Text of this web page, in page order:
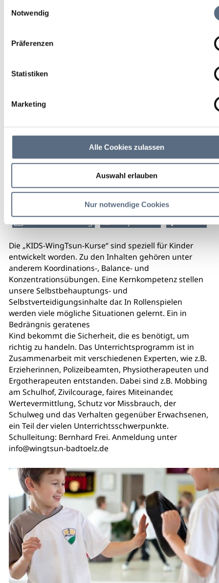
Notwendig
Präferenzen
Statistiken
Marketing
Alle Cookies zulassen
Auswahl erlauben
Nur notwendige Cookies
Bad Tölz
WingTsun-Schule
weitere Veranstaltungsinfos
Kalendereintrag Empfehlen Teilen
Die „KIDS-WingTsun-Kurse“ sind speziell für Kinder
entwickelt worden. Zu den Inhalten gehören unter
anderem Koordinations-, Balance- und
Konzentrationsübungen. Eine Kernkompetenz stellen
unsere Selbstbehauptungs- und
Selbstverteidigungsinhalte dar. In Rollenspielen
werden viele mögliche Situationen gelernt. Ein in
Bedrängnis geratenes
Kind bekommt die Sicherheit, die es benötigt, um
richtig zu handeln. Das Unterrichtsprogramm ist in
Zusammenarbeit mit verschiedenen Experten, wie z.B.
Erzieherinnen, Polizeibeamten, Physiotherapeuten und
Ergotherapeuten entstanden. Dabei sind z.B. Mobbing
am Schulhof, Zivilcourage, faires Miteinander,
Wertevermittlung, Schutz vor Missbrauch, der
Schulweg und das Verhalten gegenüber Erwachsenen,
ein Teil der vielen Unterrichtsschwerpunkte.
Schulleitung: Bernhard Frei. Anmeldung unter
info@wingtsun-badtoelz.de